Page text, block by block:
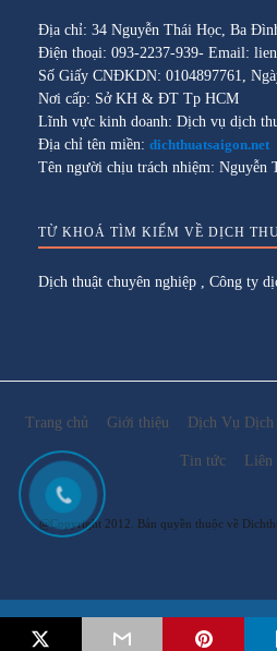
Email:
Địa chỉ: 34 Nguyễn Thái Học, Ba
Điện thoại: 093-2237-939- Email:
Số Giấy CNĐKDN: 0104897761,
Nơi cấp: Sở KH & ĐT Tp HCM
Lĩnh vực kinh doanh: Dịch vụ dịch
Địa chỉ tên miền: dichthuatsaigon.net
Tên người chịu trách nhiệm: Nguyễn
TỪ KHOÁ TÌM KIẾM VỀ DỊCH
Dịch thuật chuyên nghiệp , Công ty
Trang chủ Giới thiệu Dịch Vụ Dịch
Tin tức Liên
@Copyright 2012. Bản quyền thuộc về